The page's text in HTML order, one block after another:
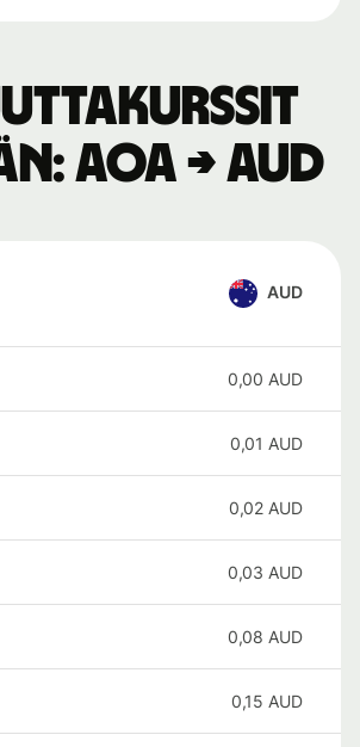
AOA → AUD
AUD
0,00 AUD
0,01 AUD
0,02 AUD
0,03 AUD
0,08 AUD
0,15 AUD